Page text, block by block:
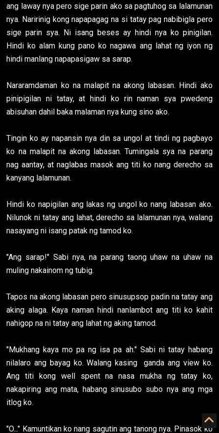
ang laway nya pero sige parin ako sa pagtuhog sa lalamunan
nya. Naririnig kong napapagag na si tatay pag nabibigla pero
sige parin sya. Ni isang beses ay hindi nya ko pinigilan.
Hindi ko alam kung pano ko nagawa ang lahat ng iyon ng
hindi manlang napapasigaw sa sarap.
Nararamdaman ko na malapit na akong labasan. Hindi ako
pinipigilan ni tatay, at hindi ko rin naman sya pwedeng
abisuhan dahil baka malaman nya kung sino ako.
Tingin ko ay napansin nya din sa ungol at tindi ng pagbayo
ko na malapit na akong labasan. Tumingala sya na parang
nag aantay, at naglabas masok ang titi ko nang derecho sa
kanyang lalamunan.
Hindi ko napigilan ang lakas ng ungol ko nang labasan ako.
Nilunok ni tatay ang lahat, derecho sa lalamunan nya, walang
nasayang ni isang patak ng tamod ko.
"Ang sarap!" Sabi nya, na parang taong uhaw na uhaw na
muling nakainom ng tubig.
Tapos na akong labasan pero sinusupsop padin na tatay ang
aking alaga. Kaya naman hindi nanlambot ang titi ko kahit
nahigop na ni tatay ang lahat ng aking tamod.
"Mukhang kaya mo pa ng isa pa ah." Sabi ni tatay habang
nilalaro ang bayag ko. Walang kasing ganda ang view ko.
Ang titi kong well spent na nasa mukha ng tatay ko,
nakapiring ang mata, habang sinusubo subo nya ang mga
itlog ko.
"O..." Kamuntikan ko nang sagutin ang tanong nya. Pinasok ko